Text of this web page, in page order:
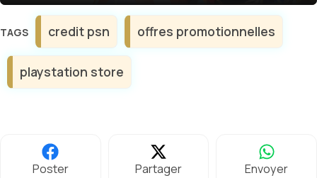
Étiquettes
credit psn offres promotionnelles
playstation store
Poster Partager Envoyer